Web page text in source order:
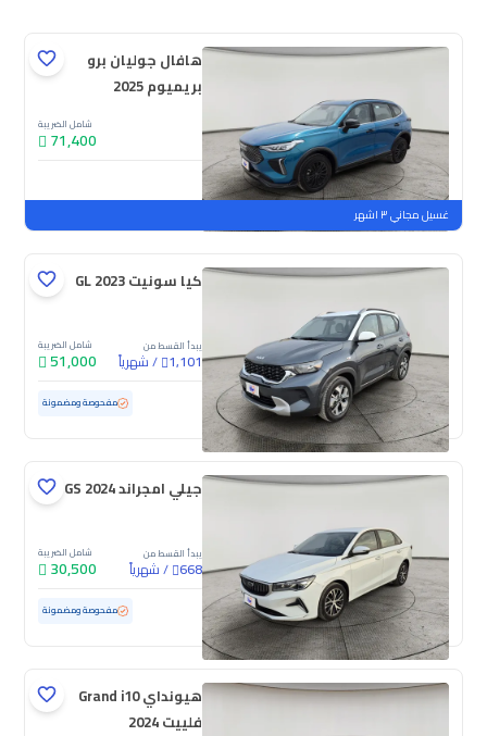
هافال جوليان برو
بريميوم 2025
شامل الضريبة
71,400
جديدة
ملوحة
غسيل مجاني ٣ اشهر
كيا سونيت GL 2023
يبدأ القسط من
1,101
/شهرياً
شامل الضريبة
51,000
مستعملة 82,340 كم مفحوصة ومضمونة
جيلي امجراند GS 2024
يبدأ القسط من
668
/شهرياً
شامل الضريبة
30,500
مستعملة 105,004 كم مفحوصة ومضمونة
هيونداي Grand i10
فلييت 2024